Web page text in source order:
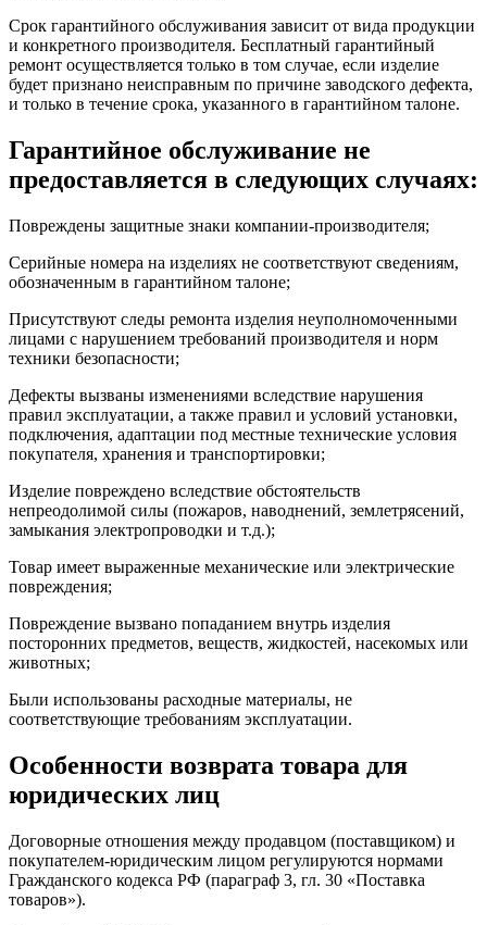
Срок гарантийного обслуживания зависит от вида продукции
и конкретного производителя. Бесплатный гарантийный
ремонт осуществляется только в том случае, если изделие
будет признано неисправным по причине заводского дефекта,
и только в течение срока, указанного в гарантийном талоне.
Гарантийное обслуживание не
предоставляется в следующих случаях:
Повреждены защитные знаки компании-производителя;
Серийные номера на изделиях не соответствуют сведениям,
обозначенным в гарантийном талоне;
Присутствуют следы ремонта изделия неуполномоченными
лицами с нарушением требований производителя и норм
техники безопасности;
Дефекты вызваны изменениями вследствие нарушения
правил эксплуатации, а также правил и условий установки,
подключения, адаптации под местные технические условия
покупателя, хранения и транспортировки;
Изделие повреждено вследствие обстоятельств
непреодолимой силы (пожаров, наводнений, землетрясений,
замыкания электропроводки и т.д.);
Товар имеет выраженные механические или электрические
повреждения;
Повреждение вызвано попаданием внутрь изделия
посторонних предметов, веществ, жидкостей, насекомых или
животных;
Были использованы расходные материалы, не
соответствующие требованиям эксплуатации.
Особенности возврата товара для
юридических лиц
Договорные отношения между продавцом (поставщиком) и
покупателем-юридическим лицом регулируются нормами
Гражданского кодекса РФ (параграф 3, гл. 30 «Поставка
товаров»).